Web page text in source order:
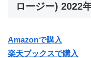
ロージー) 2022
Amazonで購入
楽天ブックスで購入